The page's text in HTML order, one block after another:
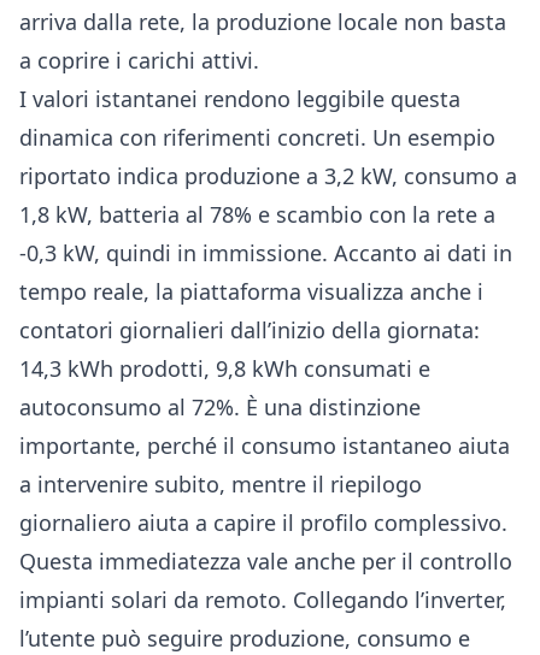
arriva dalla rete, la produzione locale non basta
a coprire i carichi attivi.
I valori istantanei rendono leggibile questa
dinamica con riferimenti concreti. Un esempio
riportato indica produzione a 3,2 kW, consumo a
1,8 kW, batteria al 78% e scambio con la rete a
-0,3 kW, quindi in immissione. Accanto ai dati in
tempo reale, la piattaforma visualizza anche i
contatori giornalieri dall’inizio della giornata:
14,3 kWh prodotti, 9,8 kWh consumati e
autoconsumo al 72%. È una distinzione
importante, perché il consumo istantaneo aiuta
a intervenire subito, mentre il riepilogo
giornaliero aiuta a capire il profilo complessivo.
Questa immediatezza vale anche per il controllo
impianti solari da remoto. Collegando l’inverter,
l’utente può seguire produzione, consumo e